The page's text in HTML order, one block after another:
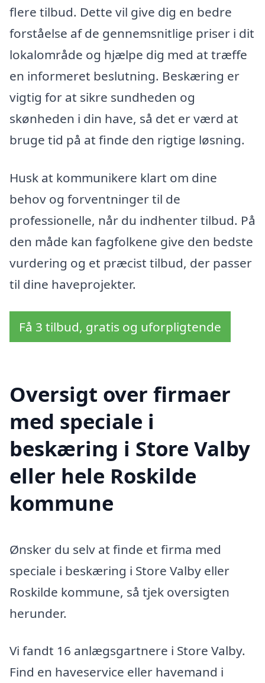
flere tilbud. Dette vil give dig en bedre
forståelse af de gennemsnitlige priser i dit
lokalområde og hjælpe dig med at træffe
en informeret beslutning. Beskæring er
vigtig for at sikre sundheden og
skønheden i din have, så det er værd at
bruge tid på at finde den rigtige løsning.
Husk at kommunikere klart om dine
behov og forventninger til de
professionelle, når du indhenter tilbud. På
den måde kan fagfolkene give den bedste
vurdering og et præcist tilbud, der passer
til dine haveprojekter.
Få 3 tilbud, gratis og uforpligtende
Oversigt over firmaer
med speciale i
beskæring i Store Valby
eller hele Roskilde
kommune
Ønsker du selv at finde et firma med
speciale i beskæring i Store Valby eller
Roskilde kommune, så tjek oversigten
herunder.
Vi fandt 16 anlægsgartnere i Store Valby.
Find en haveservice eller havemand i